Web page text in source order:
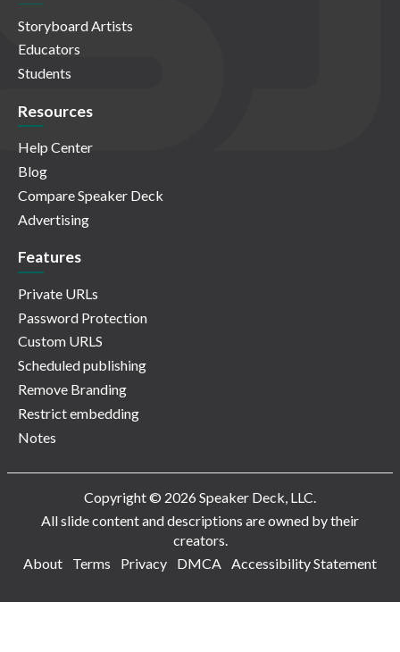
Storyboard Artists
Educators
Students
Resources
Help Center
Blog
Compare Speaker Deck
Advertising
Features
Private URLs
Password Protection
Custom URLS
Scheduled publishing
Remove Branding
Restrict embedding
Notes
Copyright © 2026 Speaker Deck, LLC.
All slide content and descriptions are owned by their
creators.
About
Terms Privacy DMCA Accessibility Statement